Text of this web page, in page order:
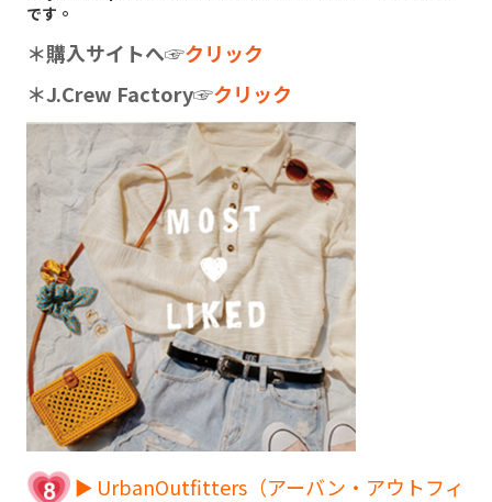
です。
＊購入サイトへ☞クリック
＊J.Crew Factory☞クリック
► UrbanOutfitters（アーバン・アウトフィ